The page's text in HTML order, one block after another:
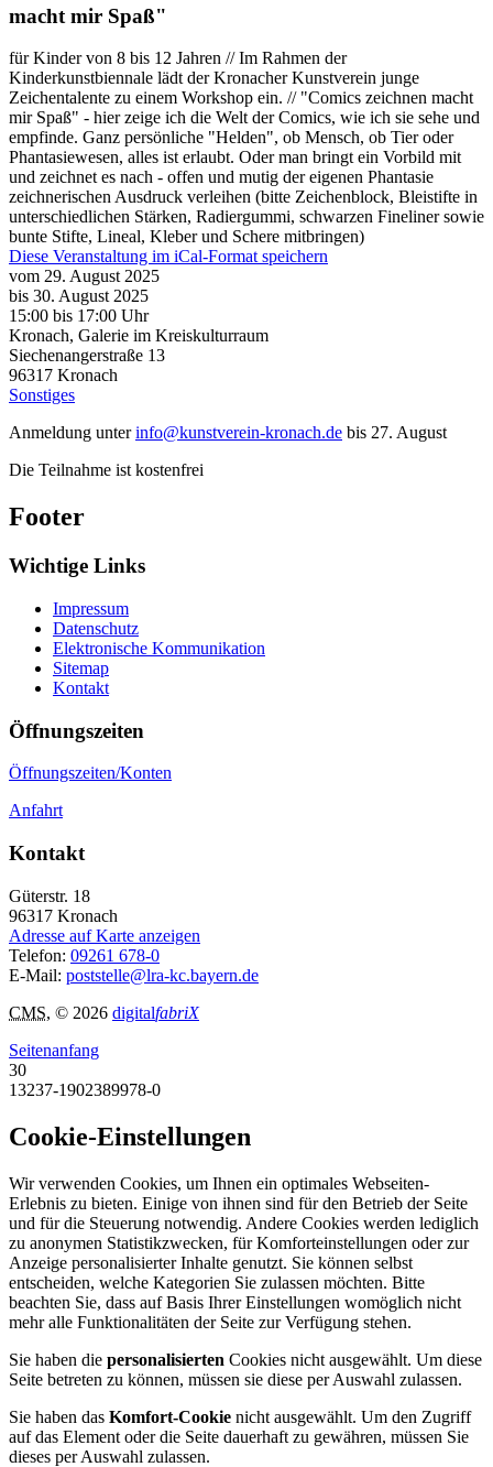
macht mir Spaß"
für Kinder von 8 bis 12 Jahren // Im Rahmen der
Kinderkunstbiennale lädt der Kronacher Kunstverein junge
Zeichentalente zu einem Workshop ein. // "Comics zeichnen macht
mir Spaß" - hier zeige ich die Welt der Comics, wie ich sie sehe und
empfinde. Ganz persönliche "Helden", ob Mensch, ob Tier oder
Phantasiewesen, alles ist erlaubt. Oder man bringt ein Vorbild mit
und zeichnet es nach - offen und mutig der eigenen Phantasie
zeichnerischen Ausdruck verleihen (bitte Zeichenblock, Bleistifte in
unterschiedlichen Stärken, Radiergummi, schwarzen Fineliner sowie
bunte Stifte, Lineal, Kleber und Schere mitbringen)
Diese Veranstaltung im iCal-Format speichern
vom 29. August 2025
bis 30. August 2025
15:00 bis 17:00 Uhr
Kronach, Galerie im Kreiskulturraum
Siechenangerstraße 13
96317 Kronach
Sonstiges
Anmeldung unterinfo@kunstverein-kronach.de bis 27. August
Die Teilnahme ist kostenfrei
Footer
Wichtige Links
Impressum
Datenschutz
Elektronische Kommunikation
Sitemap
Kontakt
Öffnungszeiten
Öffnungszeiten/Konten
Anfahrt
Kontakt
Güterstr. 18
96317 Kronach
Adresse auf Karte anzeigen
Telefon: 09261 678-0
E-Mail: poststelle@lra-kc.bayern.de
CMS, © 2026 digitalfabriX
Seitenanfang
30
13237-1902389978-0
Cookie-Einstellungen
Wir verwenden Cookies, um Ihnen ein optimales Webseiten-
Erlebnis zu bieten. Einige von ihnen sind für den Betrieb der Seite
und für die Steuerung notwendig. Andere Cookies werden lediglich
zu anonymen Statistikzwecken, für Komforteinstellungen oder zur
Anzeige personalisierter Inhalte genutzt. Sie können selbst
entscheiden, welche Kategorien Sie zulassen möchten. Bitte
beachten Sie, dass auf Basis Ihrer Einstellungen womöglich nicht
mehr alle Funktionalitäten der Seite zur Verfügung stehen.
Sie haben die personalisierten Cookies nicht ausgewählt. Um diese
Seite betreten zu können, müssen sie diese per Auswahl zulassen.
Sie haben das Komfort-Cookie nicht ausgewählt. Um den Zugriff
auf das Element oder die Seite dauerhaft zu gewähren, müssen Sie
dieses per Auswahl zulassen.